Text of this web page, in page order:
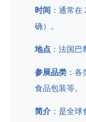
时间 ：通常
确）。
地点 ：法国巴
参展品类 ：
食品包装等。
简介：是全球